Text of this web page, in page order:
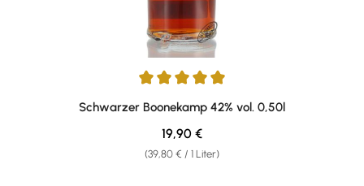
Durchschnittliche Bewertung von 5 von 5 Sternen
Schwarzer Boonekamp 42% vol. 0,50l
(39,80 € / 1 Liter)
Regulärer Preis:
19,90 €